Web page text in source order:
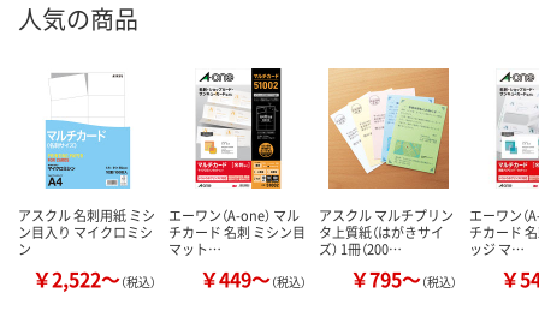
ットプリンタ、コピ
ー機、ドットプリン
タ、レーザープリン
タ、熱転写プリンタ
紙厚 0.23mm 0.20mm
カラーグ
ループ
ホワイト系 ホワイト系 ホワイト系
アスクル
人気の商品
アスクル 名刺用紙 ミシ
ン目入り マイクロミシ
ン
￥2,522～（税込）
エーワン（A-one） マル
チカード 名刺 ミシン目
マット…
￥449～（税込）
アスクル マルチプリン
タ上質紙（はがきサイ
ズ） 1冊（200…
￥795～（税込）
エーワン（
チカード
ッジ マ…
￥